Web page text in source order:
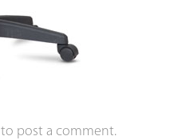
to post a comment.